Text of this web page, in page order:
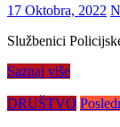
17 Oktobra, 2022
Službenici
Saznaj više
DRUŠTVO